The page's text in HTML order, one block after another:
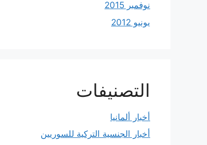
نوفمبر 2015
يونيو 2012
التصنيفات
أخبار ألمانيا
أخبار الجنسية التركية للسوريين